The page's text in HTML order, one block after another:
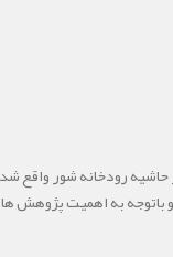
بافق و در حاشیه رودخانه شور واقع
کرد و باتوجه به اهمیت پژوهش